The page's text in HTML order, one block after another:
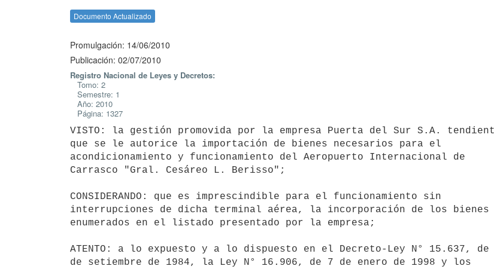
Documento Actualizado
Promulgación: 14/06/2010
Publicación: 02/07/2010
Registro Nacional de Leyes y Decretos:
Tomo: 2
Semestre: 1
Año: 2010
Página: 1327
VISTO: la gestión promovida por la empresa Puerta del Sur S.A.
que se le autorice la importación de bienes necesarios para el
acondicionamiento y funcionamiento del Aeropuerto Internacional de
Carrasco "Gral. Cesáreo L. Berisso";
CONSIDERANDO: que es imprescindible para el funcionamiento sin
interrupciones de dicha terminal aérea, la incorporación de los bienes
enumerados en el listado presentado por la empresa;
ATENTO: a lo expuesto y a lo dispuesto en el Decreto-Ley N° 15.637, de
de setiembre de 1984, la Ley N° 16.906, de 7 de enero de 1998 y los